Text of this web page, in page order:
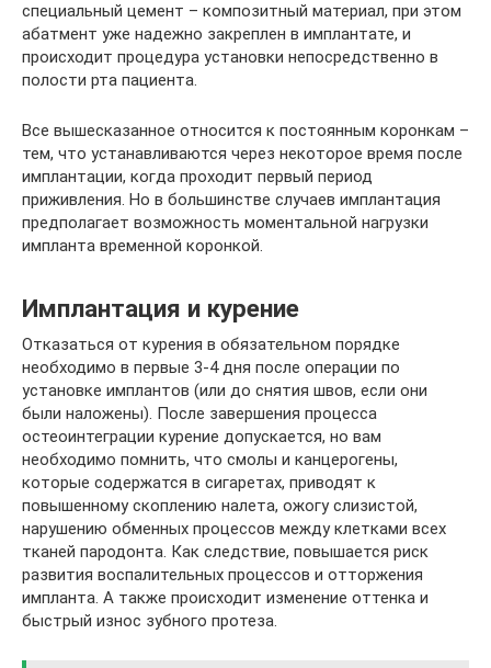
специальный цемент – композитный материал, при этом
абатмент уже надежно закреплен в имплантате, и
происходит процедура установки непосредственно в
полости рта пациента.
Все вышесказанное относится к постоянным коронкам –
тем, что устанавливаются через некоторое время после
имплантации, когда проходит первый период
приживления. Но в большинстве случаев имплантация
предполагает возможность моментальной нагрузки
импланта временной коронкой.
Имплантация и курение
Отказаться от курения в обязательном порядке
необходимо в первые 3-4 дня после операции по
установке имплантов (или до снятия швов, если они
были наложены). После завершения процесса
остеоинтеграции курение допускается, но вам
необходимо помнить, что смолы и канцерогены,
которые содержатся в сигаретах, приводят к
повышенному скоплению налета, ожогу слизистой,
нарушению обменных процессов между клетками всех
тканей пародонта. Как следствие, повышается риск
развития воспалительных процессов и отторжения
импланта. А также происходит изменение оттенка и
быстрый износ зубного протеза.